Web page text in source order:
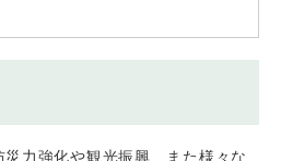
力強化や観光振興、また様々な